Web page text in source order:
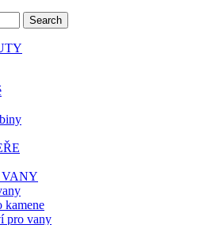
Search
VANY
kamene
pro vany